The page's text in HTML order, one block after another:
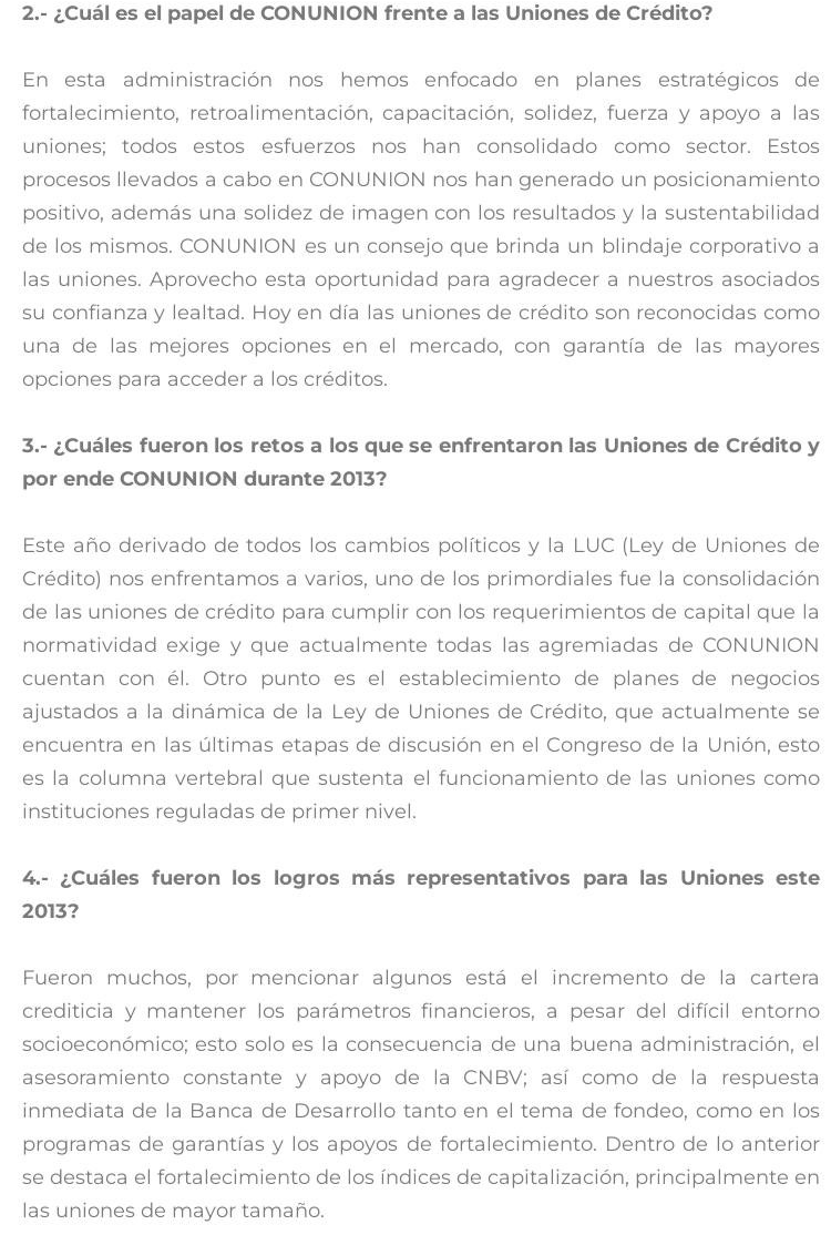
2.- ¿Cuál es el papel de CONUNION frente a las Uniones de Crédito?
En esta administración nos hemos enfocado en planes estratégicos de
fortalecimiento, retroalimentación, capacitación, solidez, fuerza y apoyo a las
uniones; todos estos esfuerzos nos han consolidado como sector. Estos
procesos llevados a cabo en CONUNION nos han generado un posicionamiento
positivo, además una solidez de imagen con los resultados y la sustentabilidad
de los mismos. CONUNION es un consejo que brinda un blindaje corporativo a
las uniones. Aprovecho esta oportunidad para agradecer a nuestros asociados
su confianza y lealtad. Hoy en día las uniones de crédito son reconocidas como
una de las mejores opciones en el mercado, con garantía de las mayores
opciones para acceder a los créditos.
3.- ¿Cuáles fueron los retos a los que se enfrentaron las Uniones de Crédito y
por ende CONUNION durante 2013?
Este año derivado de todos los cambios políticos y la LUC (Ley de Uniones de
Crédito) nos enfrentamos a varios, uno de los primordiales fue la consolidación
de las uniones de crédito para cumplir con los requerimientos de capital que la
normatividad exige y que actualmente todas las agremiadas de CONUNION
cuentan con él. Otro punto es el establecimiento de planes de negocios
ajustados a la dinámica de la Ley de Uniones de Crédito, que actualmente se
encuentra en las últimas etapas de discusión en el Congreso de la Unión, esto
es la columna vertebral que sustenta el funcionamiento de las uniones como
instituciones reguladas de primer nivel.
4.- ¿Cuáles fueron los logros más representativos para las Uniones este
2013?
Fueron muchos, por mencionar algunos está el incremento de la cartera
crediticia y mantener los parámetros financieros, a pesar del difícil entorno
socioeconómico; esto solo es la consecuencia de una buena administración, el
asesoramiento constante y apoyo de la CNBV; así como de la respuesta
inmediata de la Banca de Desarrollo tanto en el tema de fondeo, como en los
programas de garantías y los apoyos de fortalecimiento. Dentro de lo anterior
se destaca el fortalecimiento de los índices de capitalización, principalmente en
las uniones de mayor tamaño.